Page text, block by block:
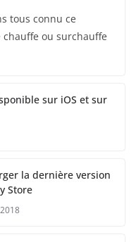
tous connu ce
ou surchauffe
sur iOS et sur
la dernière version
Store